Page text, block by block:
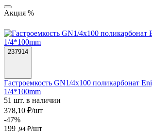
Акция %
237914
Гастроемкость GN1/4х100 поликарбонат
1/4*100mm
51 шт. в наличии
378,10 ₽/шт
-47%
199 ,94 ₽/шт